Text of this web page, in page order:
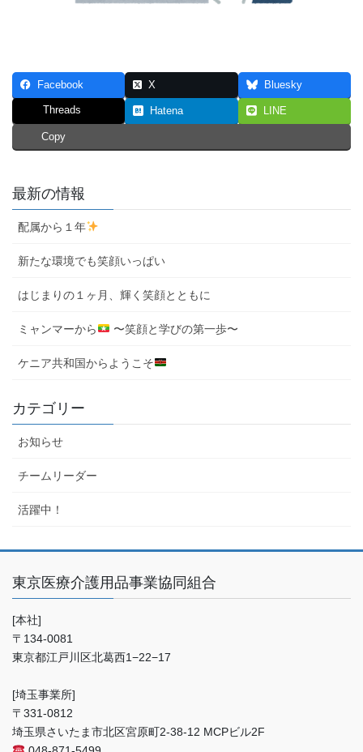
Facebook X Bluesky
Threads Hatena LINE
Copy
最新の情報
配属から１年
新たな環境でも笑顔いっぱい
はじまりの１ヶ月、輝く笑顔とともに
ミャンマーから 〜笑顔と学びの第一歩〜
ケニア共和国からようこそ
カテゴリー
お知らせ
チームリーダー
活躍中！
東京医療介護用品事業協同組合
[本社]
〒134-0081
東京都江戸川区北葛西1−22−17
[埼玉事業所]
〒331-0812
埼玉県さいたま市北区宮原町2-38-12 MCPビル2F